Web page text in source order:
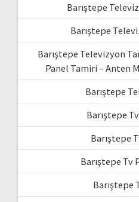
Barıştepe
Barıştepe
Barıştepe Televizyon
Panel Tamiri – Anten
Barıştepe
Barıştepe
Barıştepe
Barıştepe Tv
Barıştepe